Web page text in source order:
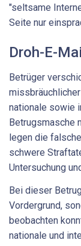
"seltsame
Seite nur
Droh-E-
Betrüger
nationale sowie
Betrugsmasche
legen die
schwere
Untersuchung
Bei dieser
Vordergrund,
beobachten
nationale und